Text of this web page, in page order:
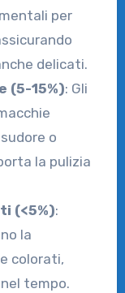
per
delicati.
(5-15%): Gli
o
la pulizia
(<5%):
la
colorati,
tempo.